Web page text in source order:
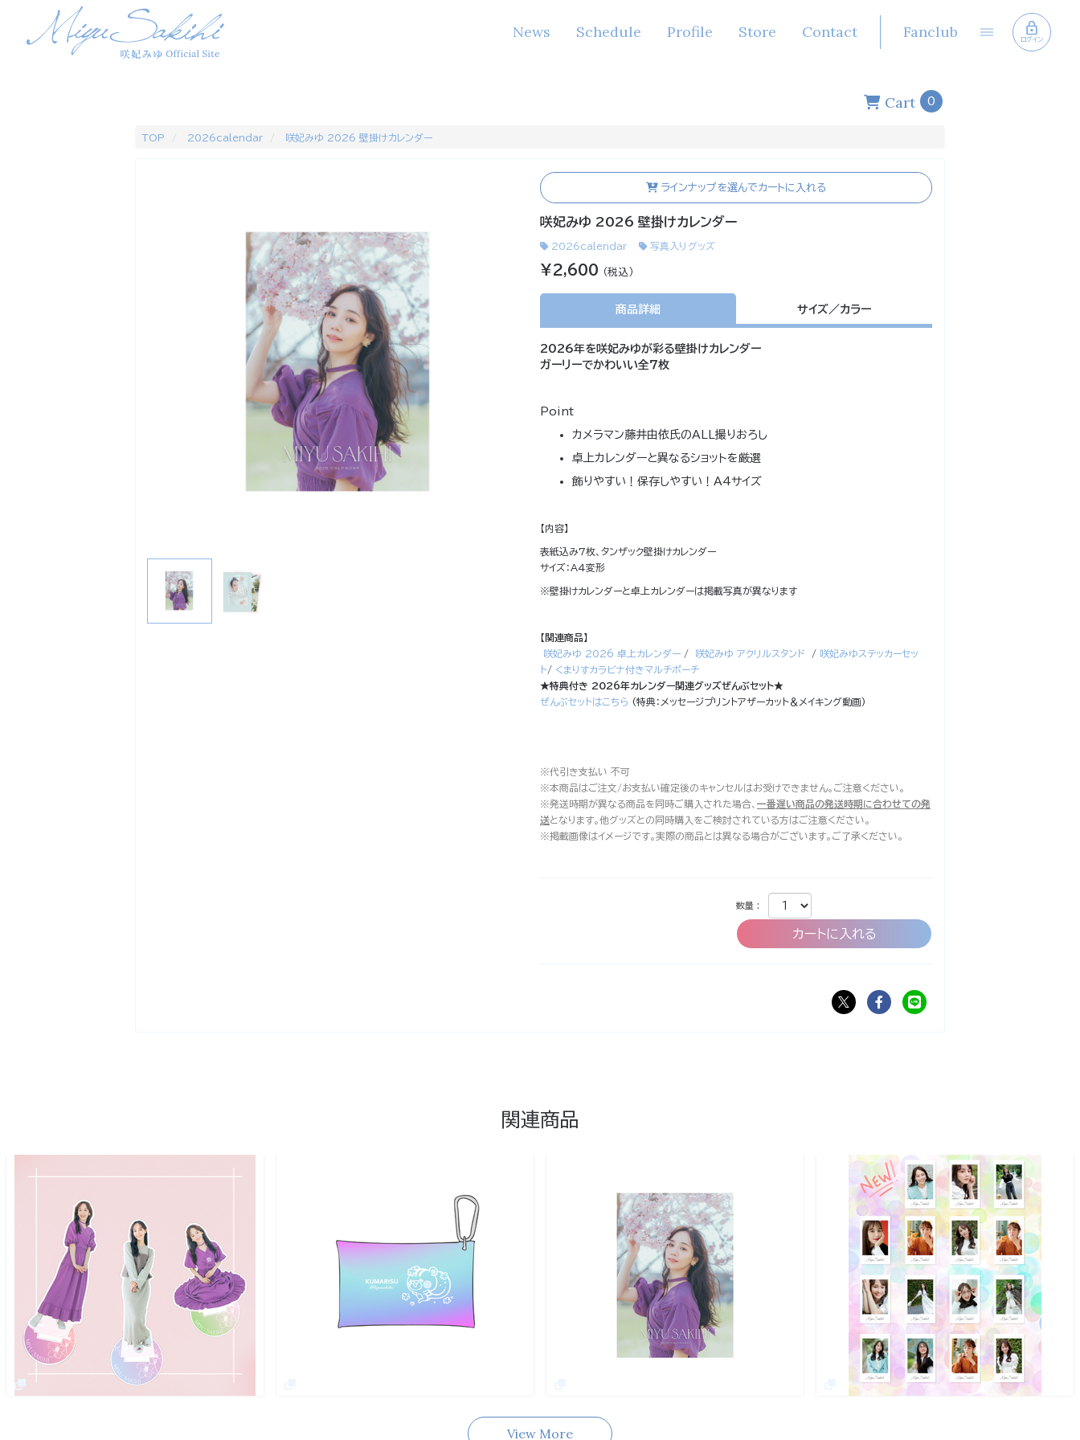
News Schedule Profile Store Contact Fanclub ログイン
Cart 0
TOP 2026calendar 咲妃みゆ 2026 壁掛けカレンダー
ラインナップを選んでカートに入れる
咲妃みゆ 2026 壁掛けカレンダー
2026calendar 写真入りグッズ
¥2,600 （税込）
商品詳細 サイズ／カラー
2026年を咲妃みゆが彩る壁掛けカレンダー
ガーリーでかわいい全７枚
Point
カメラマン藤井由依氏のALL撮りおろし
卓上カレンダーと異なるショットを厳選
飾りやすい！保存しやすい！A4サイズ
【内容】
表紙込み7枚、タンザック壁掛けカレンダー
サイズ：A4変形
※壁掛けカレンダーと卓上カレンダーは掲載写真が異なります
【関連商品】
咲妃みゆ 2026 卓上カレンダー / 咲妃みゆ アクリルスタンド /
咲妃みゆステッカーセッ
ト/ くまりすカラビナ付きマルチポーチ
★特典付き 2026年カレンダー関連グッズぜんぶセット★
ぜんぶセットはこちら (特典：メッセージプリントアザーカット＆メイキング動画)
※代引き支払い 不可
※本商品はご注文/お支払い確定後のキャンセルはお受けできません。ご注意ください。
※発送時期が異なる商品を同時ご購入された場合、 一番遅い商品の発送時期に合わせての発
送となります。他グッズとの同時購入をご検討されている方はご注意ください。
※掲載画像はイメージです。実際の商品とは異なる場合がございます。ご了承ください。
数量 :
関連商品
View More